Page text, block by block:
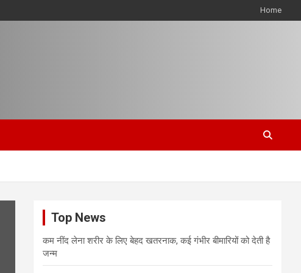
Home
Top News
कम नींद लेना शरीर के लिए बेहद खतरनाक, कई गंभीर बीमारियों को देती है
जन्म